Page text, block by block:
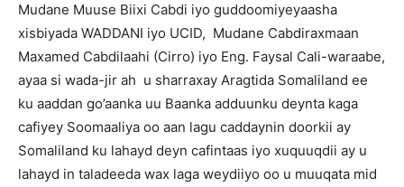
Mudane Muuse Biixi Cabdi iyo guddoomiyeyaasha
xisbiyada WADDANI iyo UCID, Mudane Cabdiraxmaan
Maxamed Cabdilaahi (Cirro) iyo Eng. Faysal Cali-waraabe,
ayaa si wada-jir ah u sharraxay Aragtida Somaliland ee
ku aaddan go’aanka uu Baanka adduunku deynta kaga
cafiyey Soomaaliya oo aan lagu caddaynin doorkii ay
Somaliland ku lahayd deyn cafintaas iyo xuquuqdii ay u
lahayd in taladeeda wax laga weydiiyo oo u muuqata mid